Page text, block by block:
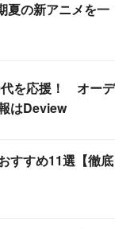
夏の新アニメを一
代を応援！ オーデ
はDeview
すすめ11選【徹底